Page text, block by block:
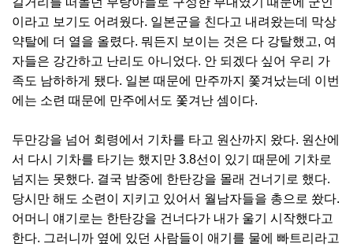
이라고 보기도 어려웠다. 일본군을 친다고 내려왔는데 막상
약탈에 더 열을 올렸다. 뭐든지 보이는 것은 다 강탈했고, 여
자들은 강간하고 난리도 아니었다. 안 되겠다 싶어 우리 가
족도 남하하게 됐다. 일본 때문에 만주까지 쫓겨났는데 이번
에는 소련 때문에 만주에서도 쫓겨난 셈이다.
두만강을 넘어 회령에서 기차를 타고 원산까지 왔다. 원산에
서 다시 기차를 타기는 했지만 3.8선이 있기 때문에 기차로
넘지는 못했다. 결국 밤중에 한탄강을 몰래 건너기로 했다.
당시만 해도 소련이 지키고 있어서 월남자들을 총으로 쐈다.
어머니 얘기로는 한탄강을 건너다가 내가 울기 시작했다고
한다. 그러니까 옆에 있던 사람들이 애기를 물에 빠트리라고